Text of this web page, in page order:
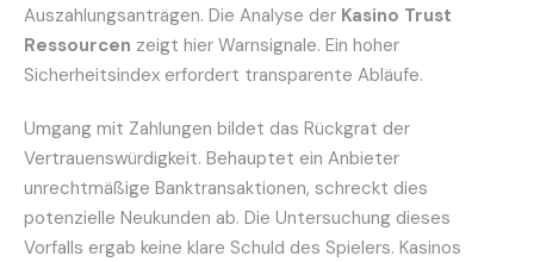
Auszahlungsanträgen. Die Analyse der Kasino Trust
Ressourcen zeigt hier Warnsignale. Ein hoher
Sicherheitsindex erfordert transparente Abläufe.
Umgang mit Zahlungen bildet das Rückgrat der
Vertrauenswürdigkeit. Behauptet ein Anbieter
unrechtmäßige Banktransaktionen, schreckt dies
potenzielle Neukunden ab. Die Untersuchung dieses
Vorfalls ergab keine klare Schuld des Spielers. Kasinos